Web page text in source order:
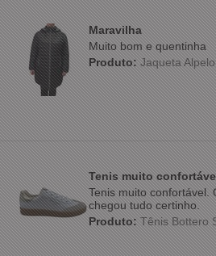
Maravilha
Muito bom e quentinha
Produto:Jaqueta
Tenis muito
Tenis muito confortável.
chegou tudo certinho.
Produto:Tênis Bottero